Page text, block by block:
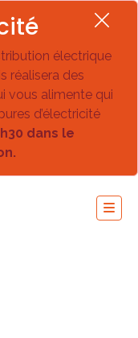
électrique
réalisera des
vous alimente qui
d’électricité
dans le